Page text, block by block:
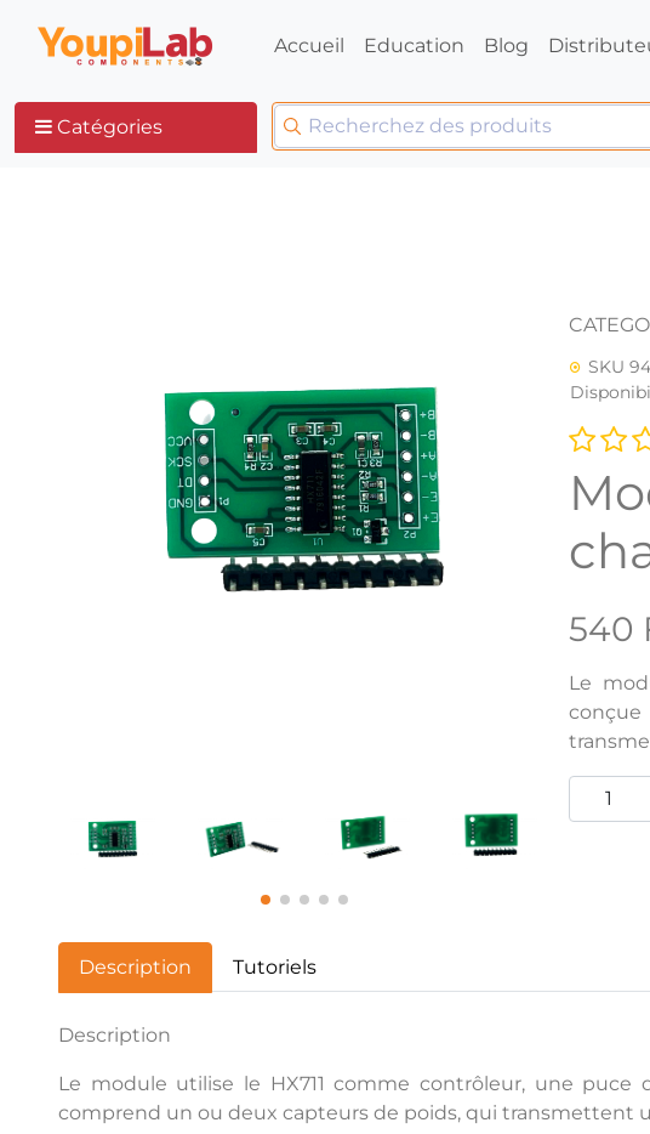
Accueil Education Blog
Catégories
SKU
540
Le
Description Tutoriels
Description
Le module utilise le HX711 comme contrôleur, une
comprend un ou deux capteurs de poids, qui transmettent